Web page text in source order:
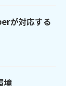
が対応する
境